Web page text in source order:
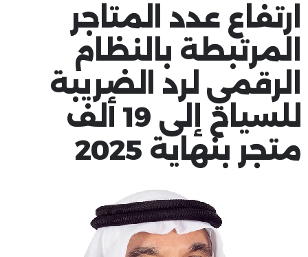
ارتفاع عدد المتاجر
المرتبطة بالنظام
الرقمي لرد الضريبة
للسياح إلى 19 ألف
متجر بنهاية 2025